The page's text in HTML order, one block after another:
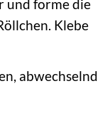
und forme die
Klebe
abwechselnd